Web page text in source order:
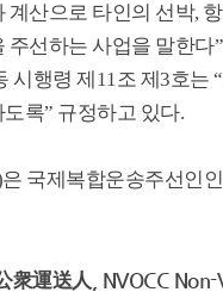
산으로 타인의 선박,
주선하는 사업을 말한
시행령 제11조 제3호
록” 규정하고 있다.
국제복합운송주선인
衆運送人, NVOCC